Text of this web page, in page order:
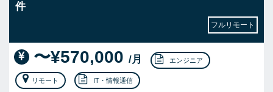
件
フルリモート
〜¥570,000 /月 エンジニア
リモート IT・情報通信